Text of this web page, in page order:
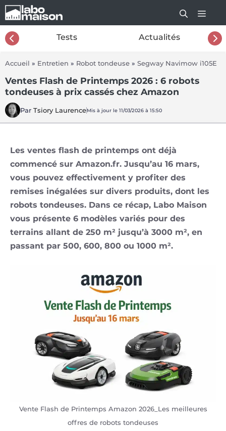
Aller
au
contenu
Tests Actualités
Accueil » Entretien » Robot tondeuse » Segway Navimow i105E
Ventes Flash de Printemps 2026 : 6 robots
tondeuses à prix cassés chez Amazon
Par Tsiory LaurenceMis à jour le 11/03/2026 à 15:50
Les ventes flash de printemps ont déjà
commencé sur Amazon.fr. Jusqu’au 16 mars,
vous pouvez effectivement y profiter des
remises inégalées sur divers produits, dont les
robots tondeuses. Dans ce récap, Labo Maison
vous présente 6 modèles variés pour des
terrains allant de 250 m² jusqu’à 3000 m², en
passant par 500, 600, 800 ou 1000 m².
Vente Flash de Printemps Amazon 2026_Les meilleures
offres de robots tondeuses